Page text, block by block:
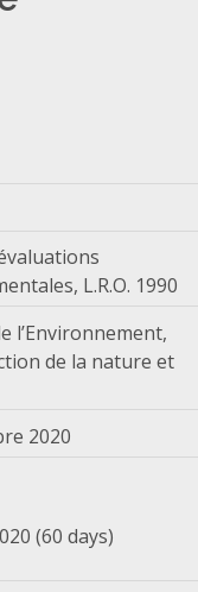
L.R.O. 1990
l’Environnement,
de la nature et
2020
(60 days)